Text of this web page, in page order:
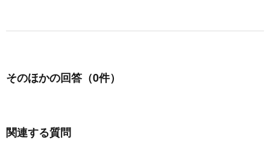
そのほかの回答（0件）
関連する質問